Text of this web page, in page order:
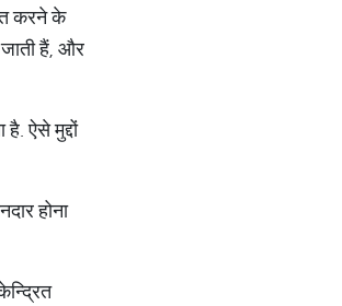
करने के
हैं, और
ऐसे मुद्दों
होना